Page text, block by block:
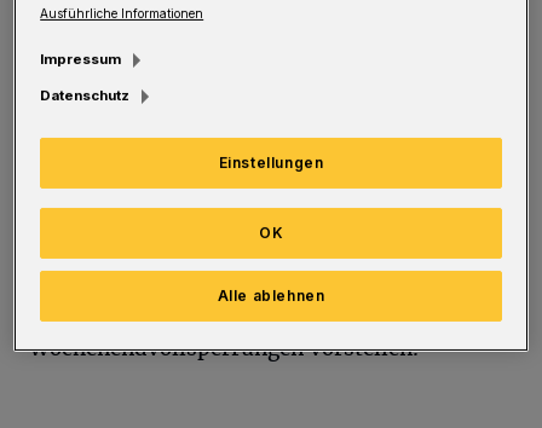
Martin Lorenz, Baustellen-Koordinator der
Stadt Wuppertal, ist über diese Ankündigung
wenig erfreut. Lorenz zur Rundschau: "Das
das ist ,Straßen NRW' auch schon länger
bekannt." Im August 2013 — ohne Sperrung
der B7 — hatte Wuppertal, so Lorenz, dem
Landesbetrieb mitgeteilt, man könne sich
Wochenendvollsperrungen vorstellen.
Ausführliche Informationen
Impressum
Datenschutz
Einstellungen
Alle ablehnen
OK